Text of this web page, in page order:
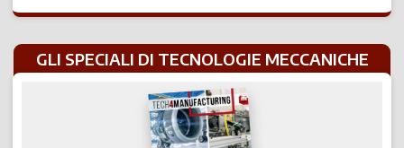
GLI SPECIALI DI TECNOLOGIE MECCANICHE